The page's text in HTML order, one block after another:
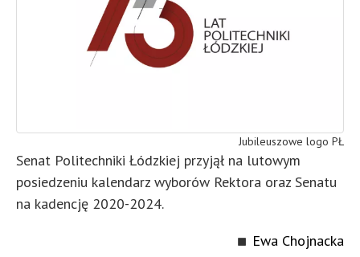
Jubileuszowe logo PŁ
Senat Politechniki Łódzkiej przyjął na lutowym
posiedzeniu kalendarz wyborów Rektora oraz Senatu
na kadencję 2020-2024.
Ewa Chojnacka